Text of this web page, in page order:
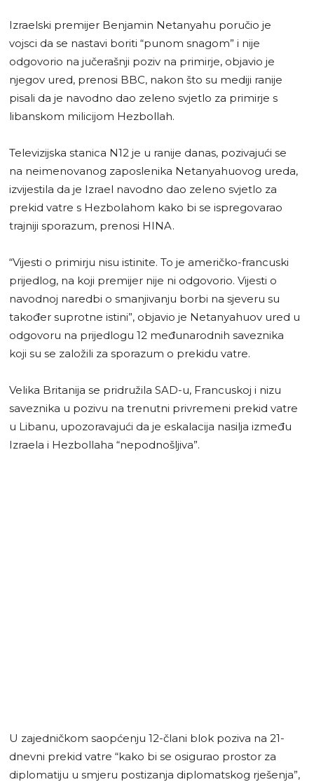
Izraelski premijer Benjamin Netanyahu poručio je
vojsci da se nastavi boriti “punom snagom” i nije
odgovorio na jučerašnji poziv na primirje, objavio je
njegov ured, prenosi BBC, nakon što su mediji ranije
pisali da je navodno dao zeleno svjetlo za primirje s
libanskom milicijom Hezbollah.
Televizijska stanica N12 je u ranije danas, pozivajući se
na neimenovanog zaposlenika Netanyahuovog ureda,
izvijestila da je Izrael navodno dao zeleno svjetlo za
prekid vatre s Hezbolahom kako bi se ispregovarao
trajniji sporazum, prenosi HINA.
“Vijesti o primirju nisu istinite. To je američko-francuski
prijedlog, na koji premijer nije ni odgovorio. Vijesti o
navodnoj naredbi o smanjivanju borbi na sjeveru su
također suprotne istini”, objavio je Netanyahuov ured u
odgovoru na prijedlogu 12 međunarodnih saveznika
koji su se založili za sporazum o prekidu vatre.
Velika Britanija se pridružila SAD-u, Francuskoj i nizu
saveznika u pozivu na trenutni privremeni prekid vatre
u Libanu, upozoravajući da je eskalacija nasilja između
Izraela i Hezbollaha “nepodnošljiva”.
U zajedničkom saopćenju 12-člani blok poziva na 21-
dnevni prekid vatre “kako bi se osigurao prostor za
diplomatiju u smjeru postizanja diplomatskog rješenja”,